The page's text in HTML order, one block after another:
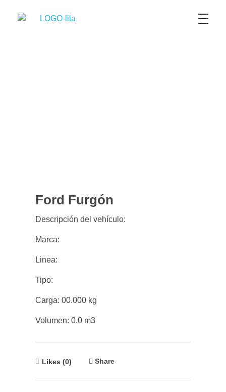
Ford Furgón
Descripción del vehículo:
Marca:
Linea:
Tipo:
Carga: 00.000 kg
Volumen: 0.0 m3
Likes (0) Share